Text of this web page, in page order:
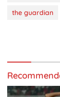
the guardian